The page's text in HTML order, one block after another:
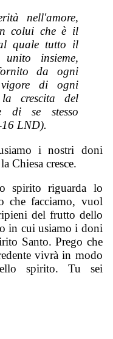
nell'amore,
colui che è il
quale tutto il
insieme,
da ogni
di ogni
crescita del
di se stesso
16 LND).
i nostri doni
Chiesa cresce.
spirito riguarda lo
che facciamo, vuol
del frutto dello
in cui usiamo i doni
Santo. Prego che
vivrà in modo
spirito. Tu sei